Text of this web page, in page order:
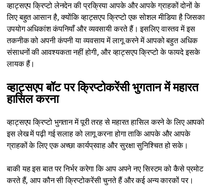
व्हाट्सएप क्रिप्टो लेनदेन की प्रक्रिया आपके और आपके ग्राहकों दोनों के
लिए बहुत आसान है, क्योंकि व्हाट्सएप क्रिप्टो एक सोशल मीडिया है जिसका
उपयोग अधिकांश कंपनियाँ और व्यवसायी करते हैं। इसलिए वास्तव में इस
तकनीक को अपनी कंपनी या व्यवसाय में लागू करने में आपको बहुत अधिक
संसाधनों की आवश्यकता नहीं होगी, और व्हाट्सएप क्रिप्टो के फायदे इसके
लायक हैं।
व्हाट्सएप बॉट पर क्रिप्टोकरेंसी भुगतान में महारत
हासिल करना
व्हाट्सएप क्रिप्टो भुगतान में पूरी तरह से महारत हासिल करने के लिए आपको
इस लेख में पढ़ी गई सलाह को लागू करना होगा ताकि आपके और आपके
ग्राहकों के लिए एक अच्छा कार्यप्रवाह और सुरक्षा सुनिश्चित हो सके।
बाकी यह इस बात पर निर्भर करेगा कि आप अपने नए सिस्टम को कैसे प्रमोट
करते हैं, आप कौन सी क्रिप्टोकरेंसी चुनते हैं और कई अन्य कारकों पर।